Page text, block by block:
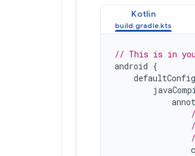
Kotlin
// This is in
android {
defaultConfig